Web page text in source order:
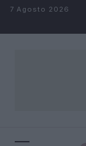
Salta al contenuto
7 Agosto 2026